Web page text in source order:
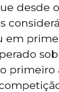
desde
em
primeiro